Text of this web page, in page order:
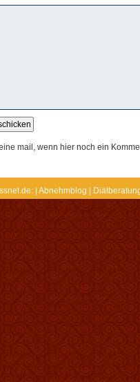
mail, wenn hier noch ein
| Abnehmblog |